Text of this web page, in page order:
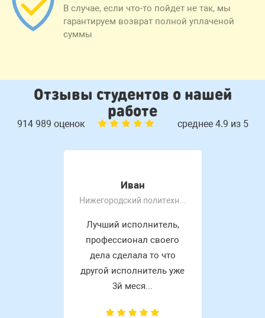
В случае, если что-то пойдет не так, мы
гарантируем возврат полной уплаченой
суммы
Отзывы студентов о нашей
работе
914 989 оценок среднее 4.9 из 5
Иван
Лучший исполнитель,
профессионал своего
дела сделала то что
другой исполнитель уже
3й меся...